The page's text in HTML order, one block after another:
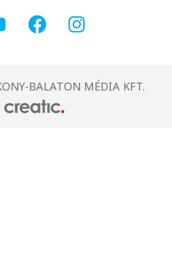
BALATON MÉDIA KFT.